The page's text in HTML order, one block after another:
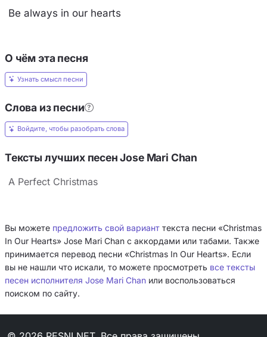
Be always in our hearts
О чём эта песня
Узнать смысл песни
Слова из песни
Войдите, чтобы разобрать слова
Тексты лучших песен Jose Mari Chan
A Perfect Christmas
Вы можете предложить свой вариант текста песни «Christmas
In Our Hearts» Jose Mari Chan с аккордами или табами. Также
принимается перевод песни «Christmas In Our Hearts». Если
вы не нашли что искали, то можете просмотреть все тексты
песен исполнителя Jose Mari Chan или воспользоваться
поиском по сайту.